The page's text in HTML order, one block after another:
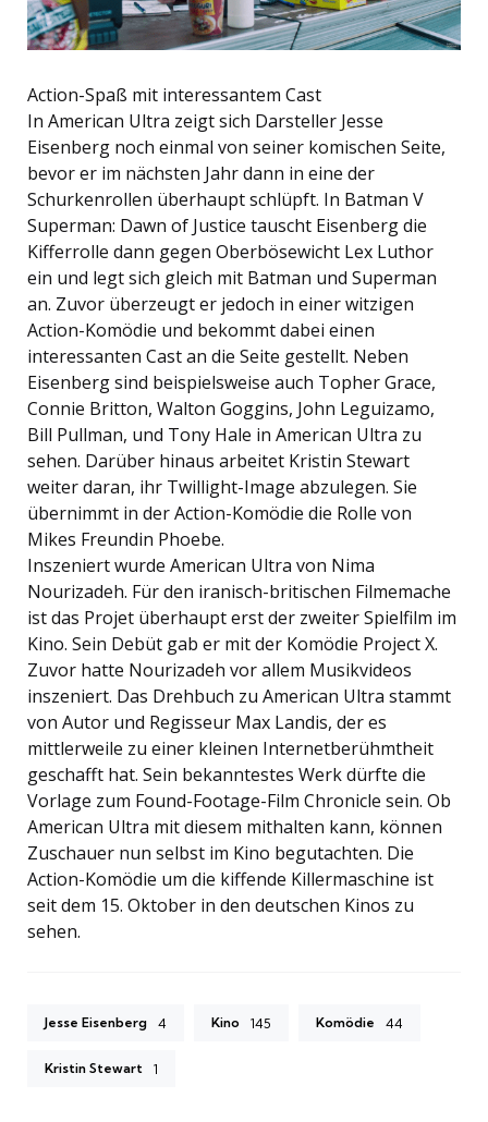
Action-Spaß mit interessantem Cast
In American Ultra zeigt sich Darsteller Jesse
Eisenberg noch einmal von seiner komischen Seite,
bevor er im nächsten Jahr dann in eine der
Schurkenrollen überhaupt schlüpft. In Batman V
Superman: Dawn of Justice tauscht Eisenberg die
Kifferrolle dann gegen Oberbösewicht Lex Luthor
ein und legt sich gleich mit Batman und Superman
an. Zuvor überzeugt er jedoch in einer witzigen
Action-Komödie und bekommt dabei einen
interessanten Cast an die Seite gestellt. Neben
Eisenberg sind beispielsweise auch Topher Grace,
Connie Britton, Walton Goggins, John Leguizamo,
Bill Pullman, und Tony Hale in American Ultra zu
sehen. Darüber hinaus arbeitet Kristin Stewart
weiter daran, ihr Twillight-Image abzulegen. Sie
übernimmt in der Action-Komödie die Rolle von
Mikes Freundin Phoebe.
Inszeniert wurde American Ultra von Nima
Nourizadeh. Für den iranisch-britischen Filmemache
ist das Projet überhaupt erst der zweiter Spielfilm im
Kino. Sein Debüt gab er mit der Komödie Project X.
Zuvor hatte Nourizadeh vor allem Musikvideos
inszeniert. Das Drehbuch zu American Ultra stammt
von Autor und Regisseur Max Landis, der es
mittlerweile zu einer kleinen Internetberühmtheit
geschafft hat. Sein bekanntestes Werk dürfte die
Vorlage zum Found-Footage-Film Chronicle sein. Ob
American Ultra mit diesem mithalten kann, können
Zuschauer nun selbst im Kino begutachten. Die
Action-Komödie um die kiffende Killermaschine ist
seit dem 15. Oktober in den deutschen Kinos zu
sehen.
Jesse Eisenberg 4 Kino 145 Komödie 44
Kristin Stewart 1